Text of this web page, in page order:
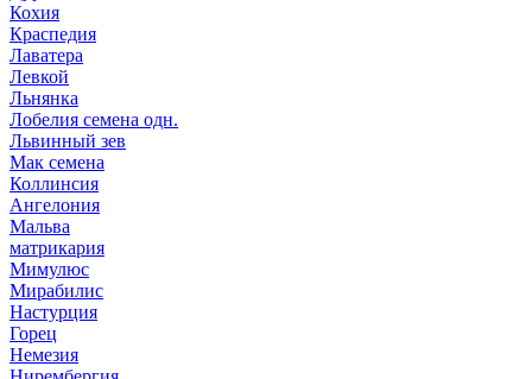
Кохия
Краспедия
Лаватера
Левкой
Льнянка
Лобелия семена одн.
Львинный зев
Мак семена
Коллинсия
Ангелония
Мальва
матрикария
Мимулюс
Мирабилис
Настурция
Горец
Немезия